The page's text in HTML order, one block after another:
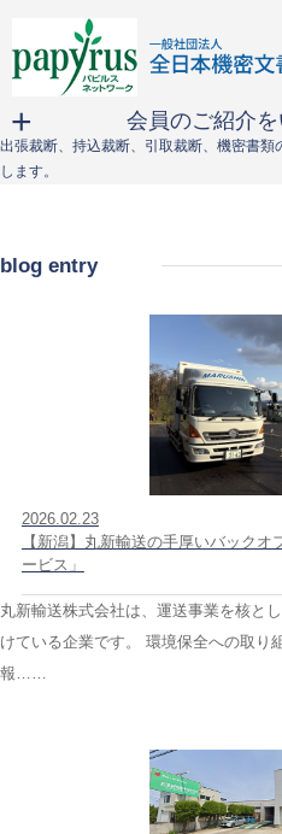
会員のご紹介を
出張裁断、持込裁断、引取裁断、機密書
します。
blog entry
2026.02.23
【新潟】丸新輸送の手厚いバック
ービス」
丸新輸送株式会社は、運送事業を核と
けている企業です。 環境保全への取り
報……